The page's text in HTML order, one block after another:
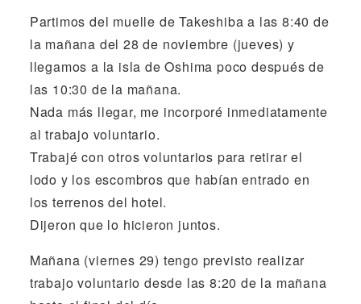
Partimos del muelle de Takeshiba a las 8:40 de
la mañana del 28 de noviembre (jueves) y
llegamos a la isla de Oshima poco después de
las 10:30 de la mañana.
Nada más llegar, me incorporé inmediatamente
al trabajo voluntario.
Trabajé con otros voluntarios para retirar el
lodo y los escombros que habían entrado en
los terrenos del hotel.
Dijeron que lo hicieron juntos.
Mañana (viernes 29) tengo previsto realizar
trabajo voluntario desde las 8:20 de la mañana